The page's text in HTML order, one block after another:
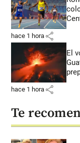
hace 1 hora share
El
hace 1 hora share
Te